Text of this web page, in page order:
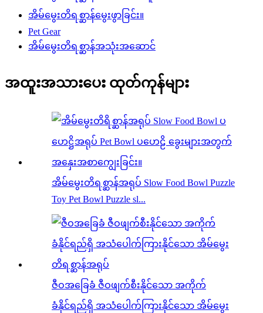
အိမ်မွေးတိရစ္ဆာန်မွေးဖွာခြင်း။
Pet Gear
အိမ်မွေးတိရစ္ဆာန်အသုံးအဆောင်
အထူးအသားပေး ထုတ်ကုန်များ
အိမ်မွေးတိရစ္ဆာန်အရုပ် Slow Food Bowl Puzzle
Toy Pet Bowl Puzzle sl...
ဇီဝအခြေခံ ဇီဝဖျက်စီးနိုင်သော အကိုက်
ခံနိုင်ရည်ရှိ အသံပေါက်ကြားနိုင်သော အိမ်မွေး